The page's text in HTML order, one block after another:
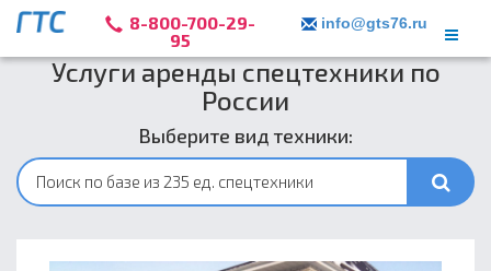
8-800-700-29-
95
info@gts76.ru
Услуги аренды спецтехники по
России
Выберите вид техники: